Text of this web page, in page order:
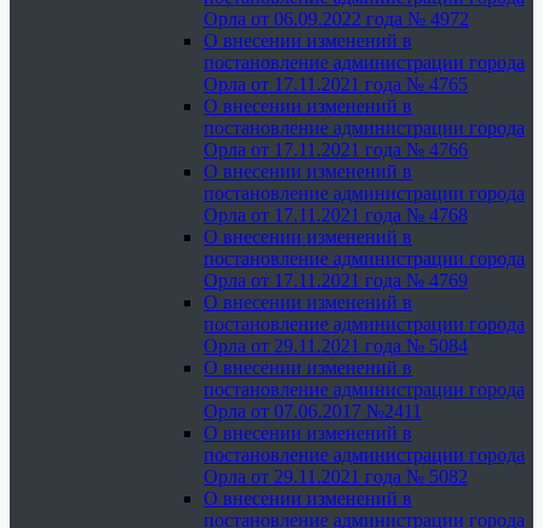
Орла от 06.09.2022 года № 4972
О внесении изменений в
постановление администрации города
Орла от 17.11.2021 года № 4765
О внесении изменений в
постановление администрации города
Орла от 17.11.2021 года № 4766
О внесении изменений в
постановление администрации города
Орла от 17.11.2021 года № 4768
О внесении изменений в
постановление администрации города
Орла от 17.11.2021 года № 4769
О внесении изменений в
постановление администрации города
Орла от 29.11.2021 года № 5084
О внесении изменений в
постановление администрации города
Орла от 07.06.2017 №2411
О внесении изменений в
постановление администрации города
Орла от 29.11.2021 года № 5082
О внесении изменений в
постановление администрации города